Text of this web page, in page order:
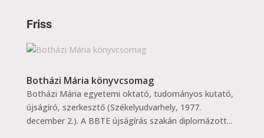
Friss
Botházi Mária könyvcsomag
Botházi Mária egyetemi oktató, tudományos kutató,
újságíró, szerkesztő (Székelyudvarhely, 1977.
december 2.). A BBTE újságírás szakán diplomázott...